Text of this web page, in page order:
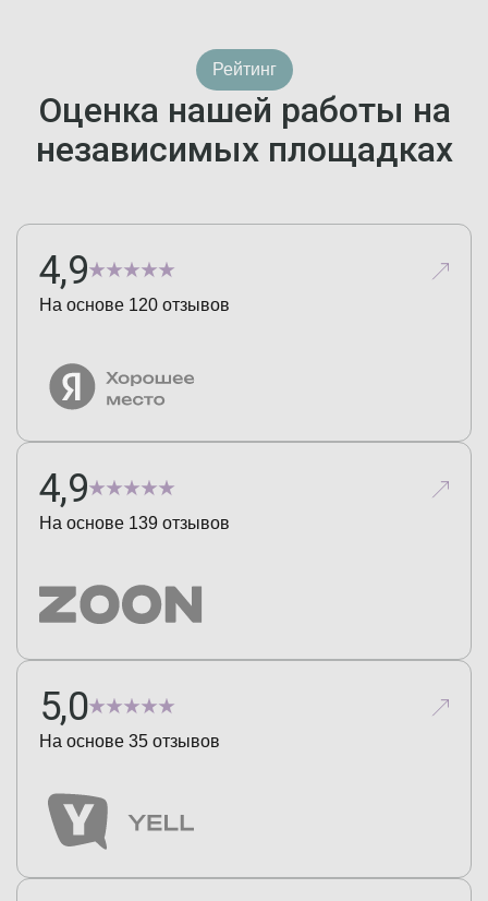
Рейтинг
Оценка нашей работы на
независимых площадках
4,9
На основе 120 отзывов
4,9
На основе 139 отзывов
5,0
На основе 35 отзывов